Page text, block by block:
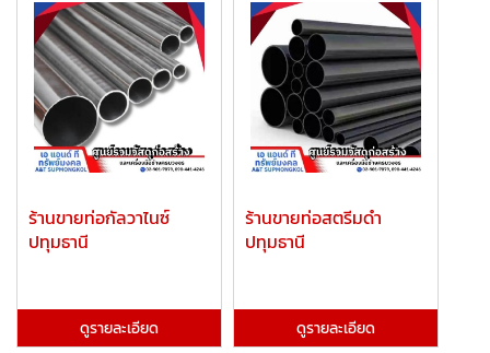
ร้านขายท่อกัลวาไนซ์
ปทุมธานี
ดูรายละเอียด
ร้านขายท่อสตรีมดำ
ปทุมธานี
ดูรายละเอียด